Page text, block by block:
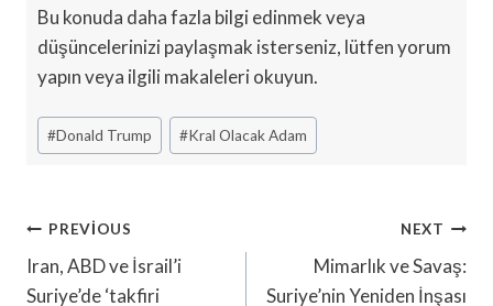
Bu konuda daha fazla bilgi edinmek veya
düşüncelerinizi paylaşmak isterseniz, lütfen yorum
yapın veya ilgili makaleleri okuyun.
Post
Tags:
#Donald Trump #Kral Olacak Adam
Yazı
Gezinmesi
PREVIOUS
Iran, ABD ve İsrail’i
Suriye’de ‘takfiri
NEXT
Mimarlık ve Savaş:
Suriye’nin Yeniden İnşası